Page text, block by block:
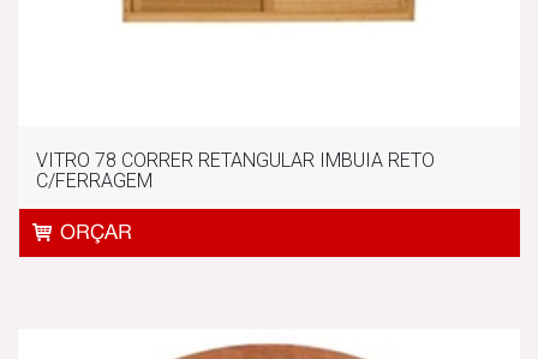
VITRO 78 CORRER RETANGULAR IMBUIA RETO
C/FERRAGEM